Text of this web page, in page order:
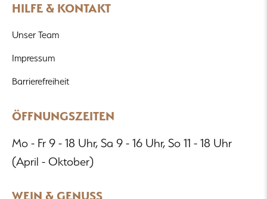
HILFE & KONTAKT
Unser Team
Impressum
Barrierefreiheit
ÖFFNUNGSZEITEN
Mo - Fr 9 - 18 Uhr, Sa 9 - 16 Uhr, So 11 - 18 Uhr
(April - Oktober)
WEIN & GENUSS